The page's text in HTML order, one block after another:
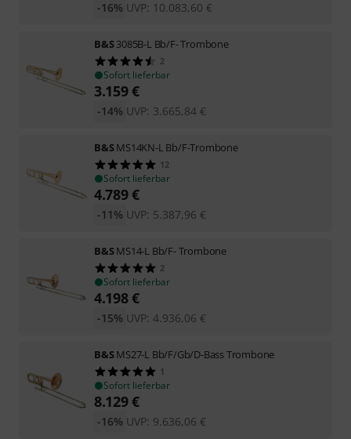
UVP: 10.083,60 €
-16%
B&S3085B-L Bb/F- Trombone
2
Sofort lieferbar
3.159€
UVP: 3.665,84 €
-14%
B&SMS14KN-L Bb/F-Trombone
12
Sofort lieferbar
4.789€
UVP: 5.387,96 €
-11%
B&SMS14-L Bb/F- Trombone
2
Sofort lieferbar
4.198€
UVP: 4.936,06 €
-15%
B&SMS27-L Bb/F/Gb/D-Bass Trombone
1
Sofort lieferbar
8.129€
UVP: 9.636,06 €
-16%